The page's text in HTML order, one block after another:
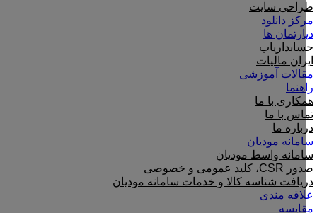
طراحی سایت
مرکز دانلود
دپارتمان ها
حسابداریاب
ایران مالیات
مقالات آموزشی
راهنما
همکاری با ما
تماس با ما
درباره ما
سامانه مودیان
سامانه واسط مودیان
صدور CSR، کلید عمومی و خصوصی
دریافت شناسه کالا و خدمات سامانه مودیان
علاقه مندی
مقایسه